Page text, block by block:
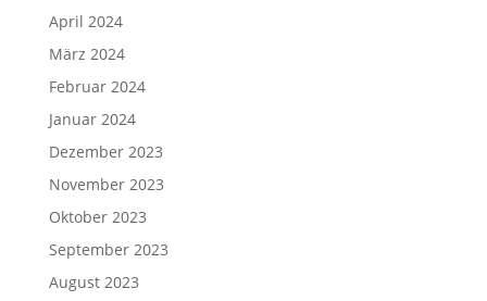
April 2024
März 2024
Februar 2024
Januar 2024
Dezember 2023
November 2023
Oktober 2023
September 2023
August 2023